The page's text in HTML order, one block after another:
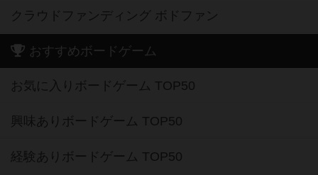
クラウドファンディング ボドファン
おすすめボードゲーム
お気に入りボードゲーム TOP50
興味ありボードゲーム TOP50
経験ありボードゲーム TOP50